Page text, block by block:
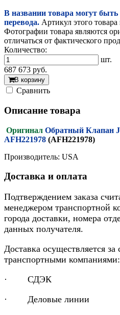
В названии товара могут быть
перевода. Артикул этого
Фотографии товара являются
отличаться от фактического
Количество:
шт.
687 673 руб.
В корзину
Cравнить
Описание товара
Оригинал Обратный Клапан
AFH221978 (AFH221978)
Производитель: USA
Доставка и оплата
Подтверждением заказа
менеджером транспортной
города доставки, номера
данных получателя.
Доставка осуществляется за
транспортными компаниями:
· СДЭК
· Деловые линии